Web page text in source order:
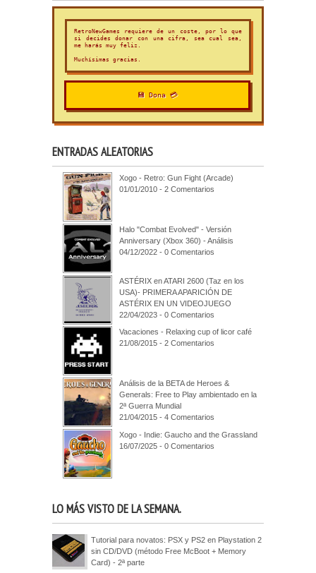
RetroNewGames requiere de un coste, por lo que
si decides donar con una cifra, sea cual sea,
me harás muy feliz.
Muchísimas gracias.
💾 Dona 💳
ENTRADAS ALEATORIAS
Xogo - Retro: Gun Fight (Arcade)
01/01/2010 - 2 Comentarios
Halo "Combat Evolved" - Versión
Anniversary (Xbox 360) - Análisis
04/12/2022 - 0 Comentarios
ASTÉRIX en ATARI 2600 (Taz en los
USA)- PRIMERA APARICIÓN DE
ASTÉRIX EN UN VIDEOJUEGO
22/04/2023 - 0 Comentarios
Vacaciones - Relaxing cup of licor café
21/08/2015 - 2 Comentarios
Análisis de la BETA de Heroes &
Generals: Free to Play ambientado en la
2ª Guerra Mundial
21/04/2015 - 4 Comentarios
Xogo - Indie: Gaucho and the Grassland
16/07/2025 - 0 Comentarios
LO MÁS VISTO DE LA SEMANA.
Tutorial para novatos: PSX y PS2 en Playstation 2
sin CD/DVD (método Free McBoot + Memory
Card) - 2ª parte